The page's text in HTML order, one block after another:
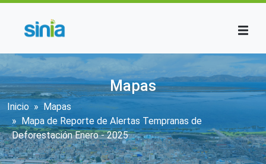
Mapas
Sobrescribir enlaces de ayuda a la
Inicio
Mapas
Mapa de Reporte de Alertas Tempranas de
Deforestación Enero - 2025